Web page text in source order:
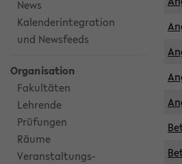
News
Kalenderintegration
und Newsfeeds
Organisation
Fakultäten
Lehrende
Prüfungen
Räume
Veranstaltungs-